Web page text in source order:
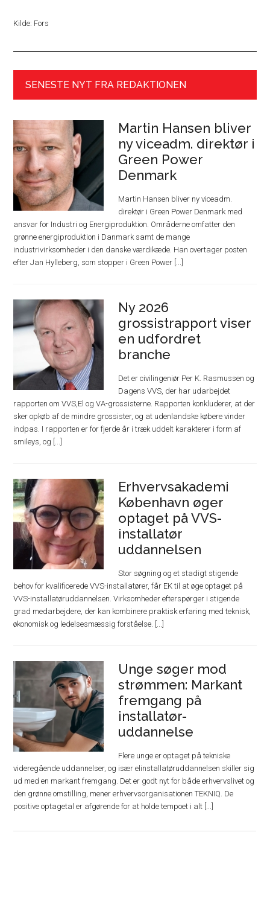
Kilde: Fors
SENESTE NYT FRA REDAKTIONEN
Martin Hansen bliver
ny viceadm. direktør i
Green Power
Denmark
Martin Hansen bliver ny viceadm.
direktør i Green Power Denmark med
ansvar for Industri og Energiproduktion. Områderne omfatter den
grønne energiproduktion i Danmark samt de mange
industrivirksomheder i den danske værdikæde. Han overtager posten
efter Jan Hylleberg, som stopper i Green Power [...]
Ny 2026
grossistrapport viser
en udfordret
branche
Det er civilingeniør Per K. Rasmussen og
Dagens VVS, der har udarbejdet
rapporten om VVS,El og VA-grossisterne. Rapporten konkluderer, at der
sker opkøb af de mindre grossister, og at udenlandske købere vinder
indpas. I rapporten er for fjerde år i træk uddelt karakterer i form af
smileys, og [...]
Erhvervsakademi
København øger
optaget på VVS-
installatør
uddannelsen
Stor søgning og et stadigt stigende
behov for kvalificerede VVS-installatører, får EK til at øge optaget på
VVS-installatøruddannelsen. Virksomheder efterspørger i stigende
grad medarbejdere, der kan kombinere praktisk erfaring med teknisk,
økonomisk og ledelsesmæssig forståelse. [...]
Unge søger mod
strømmen: Markant
fremgang på
installatør-
uddannelse
Flere unge er optaget på tekniske
videregående uddannelser, og især elinstallatøruddannelsen skiller sig
ud med en markant fremgang. Det er godt nyt for både erhvervslivet og
den grønne omstilling, mener erhvervsorganisationen TEKNIQ. De
positive optagetal er afgørende for at holde tempoet i alt [...]